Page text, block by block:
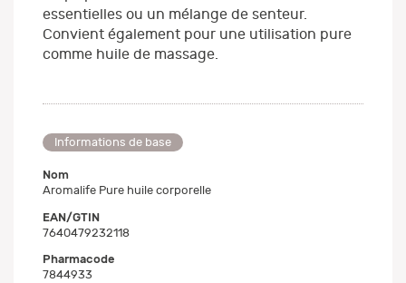
essentielles ou un mélange de senteur.
Convient également pour une utilisation pure
comme huile de massage.
Informations de base
Nom
Aromalife Pure huile corporelle
EAN/GTIN
7640479232118
Pharmacode
7844933